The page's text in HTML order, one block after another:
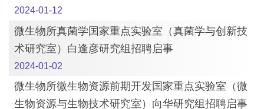
2024-01-12
微生物所真菌学国家重点实验室（真菌学与创新技
术研究室）白逢彦研究组招聘启事
2024-01-02
微生物所微生物资源前期开发国家重点实验室（微
生物资源与生物技术研究室）向华研究组招聘启事